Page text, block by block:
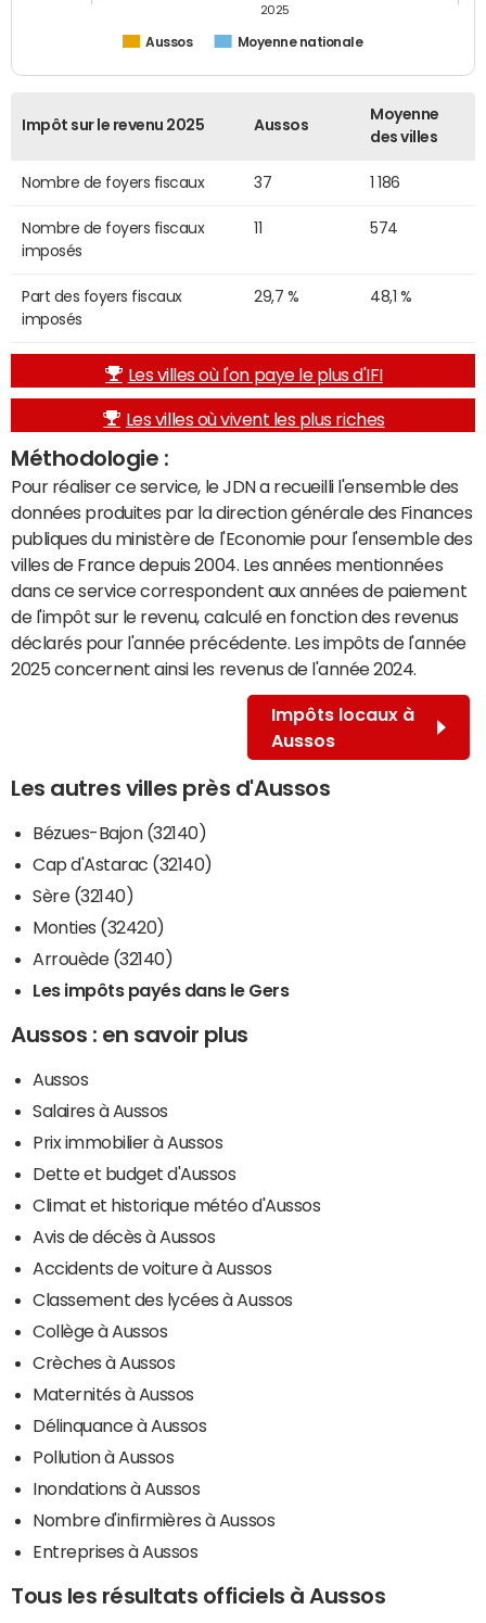
Aussos Moyenne nationale
2025
Impôt sur le revenu 2025 Aussos
Moyenne
des villes
Nombre de foyers fiscaux 37 1 186
Nombre de foyers fiscaux
imposés
574
Part des foyers fiscaux
imposés
29,7 % 48,1 %
Les villes où l'on paye le plus d'IFI
Les villes où vivent les plus riches
Méthodologie :
Pour réaliser ce service, le JDN a recueilli l'ensemble des
données produites par la direction générale des Finances
publiques du ministère de l'Economie pour l'ensemble des
villes de France depuis 2004. Les années mentionnées
dans ce service correspondent aux années de paiement
de l'impôt sur le revenu, calculé en fonction des revenus
déclarés pour l'année précédente. Les impôts de l'année
2025 concernent ainsi les revenus de l'année 2024.
Impôts locaux à
Aussos
Les autres villes près d'Aussos
Bézues-Bajon (32140)
Cap d'Astarac (32140)
Sère (32140)
Monties (32420)
Arrouède (32140)
Les impôts payés dans le Gers
Aussos : en savoir plus
Aussos
Salaires à Aussos
Prix immobilier à Aussos
Dette et budget d'Aussos
Climat et historique météo d'Aussos
Avis de décès à Aussos
Accidents de voiture à Aussos
Classement des lycées à Aussos
Collège à Aussos
Crèches à Aussos
Maternités à Aussos
Délinquance à Aussos
Pollution à Aussos
Inondations à Aussos
Nombre d'infirmières à Aussos
Entreprises à Aussos
Tous les résultats officiels à Aussos